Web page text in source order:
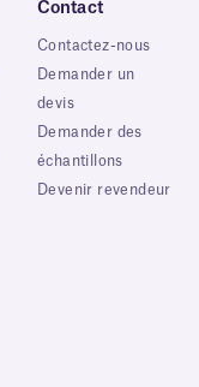
Contact
Contactez-nous
Demander un
devis
Demander des
échantillons
Devenir revendeur